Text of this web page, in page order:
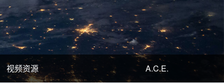
视频资源 A.C.E.